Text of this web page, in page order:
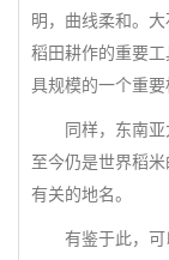
明，曲线柔和。
稻田耕作的重要
具规模的一个重要
同样，东南亚大
至今仍是世界稻
有关的地名。
有鉴于此，可